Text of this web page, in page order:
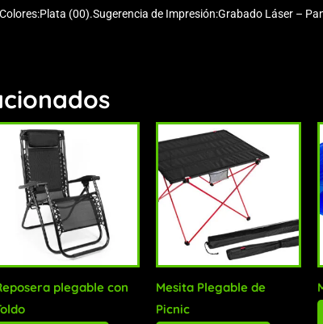
(00).Sugerencia de Impresión:Grabado Láser –
plegable con
Mesita Plegable de
Picnic